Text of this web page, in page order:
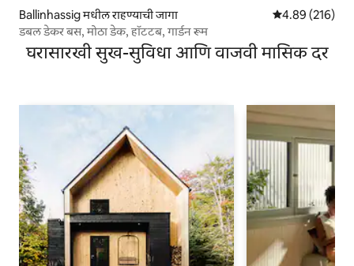
Ballinhassig मधील राहण्याची जागा 5 पैकी 4.89
4.89 (216)
डबल डेकर बस, मोठा डेक, हॉटटब, गार्डन रूम
घरासारखी सुख-सुविधा आणि वाजवी मासिक दर